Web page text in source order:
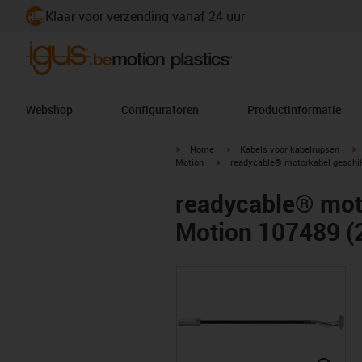
Klaar voor verzending vanaf 24 uur
Webshop Configuratoren Productinformatie
igus-icon-arrow-right
Home igus-icon-arrow-right
Kabels voor kabelrupsen
Motion
igus-icon-arrow-right
readycable® motorkabel
readycable®
Motion 107489